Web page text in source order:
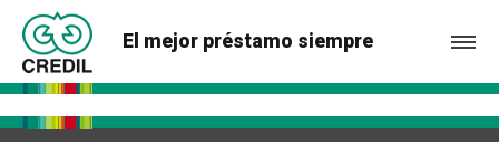
El mejor préstamo siempre